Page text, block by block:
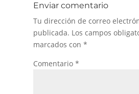
Enviar comentario
Tu dirección de correo
publicada. Los campos
marcados con *
Comentario *